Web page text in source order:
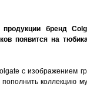
бренд
появится на
c изображением
коллекцию